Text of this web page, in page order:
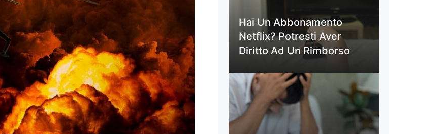
Hai Un Abbonamento
Netflix? Potresti Aver
Diritto Ad Un Rimborso